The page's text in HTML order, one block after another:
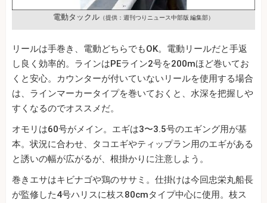
電動タックル （提供：週刊つりニュース中部版 編集部）
リールは手巻き、電動どちらでもOK。電動リールだと手返
し良く効率的。ラインはPEライン2号を200mほど巻いてお
くと安心。カウンターが付いていないリールを使用する場合
は、ラインマーカータイプを巻いておくと、水深を把握しや
すくなるのでオススメだ。
オモリは60号がメイン。エギは3〜3.5号のエギング用が基
本。状況に合わせ、タコエギやティップラン用のエギがある
と誘いの幅が広がるが、根掛かりに注意しよう。
巻きエサはキビナゴや鶏のササミ。仕掛けは今回忠栄丸船長
が監修した4号ハリスに枝ス80cmタイプ中心に使用。枝ス